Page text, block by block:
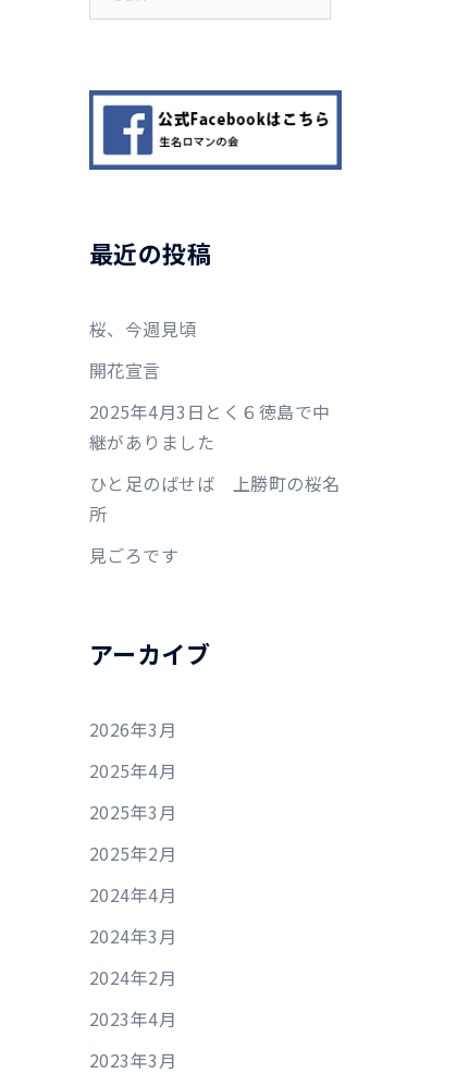
最近の投稿
桜、今週見頃
開花宣言
2025年4月3日とく６徳島で中
継がありました
ひと足のばせば 上勝町の桜名
所
見ごろです
アーカイブ
2026年3月
2025年4月
2025年3月
2025年2月
2024年4月
2024年3月
2024年2月
2023年4月
2023年3月